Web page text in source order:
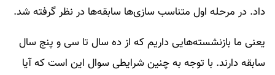
داد. در مرحله اول متناسب سازی‌ها سابقه‌ها در نظر گرفته شد.
یعنی ما بازنشسته‌هایی داریم که از ده سال تا سی و پنج سال
سابقه دارند. با توجه به چنین شرایطی سوال این است که آیا